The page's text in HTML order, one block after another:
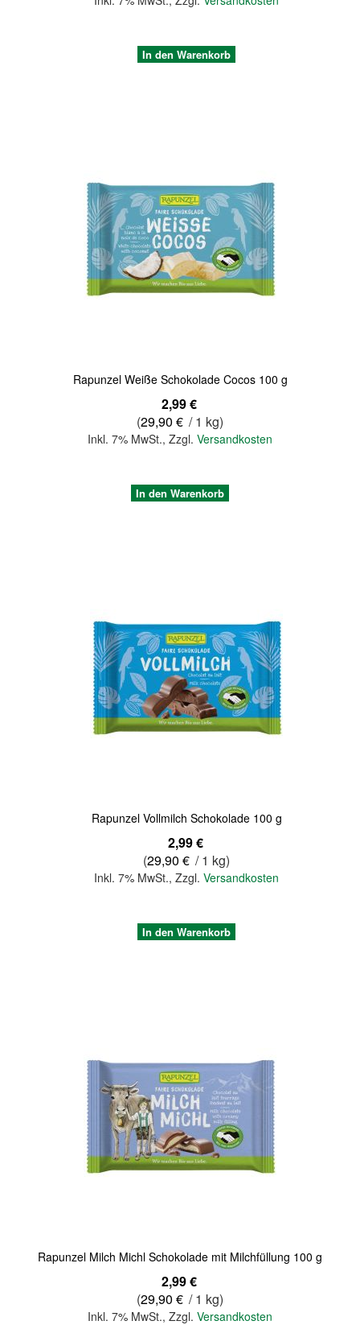
In den Warenkorb
Rapunzel Weiße Schokolade Cocos 100 g
2,99 €
(29,90 € / 1 kg)
Inkl. 7% MwSt., Zzgl. Versandkosten
In den Warenkorb
Rapunzel Vollmilch Schokolade 100 g
2,99 €
(29,90 € / 1 kg)
Inkl. 7% MwSt.,Zzgl.Versandkosten
In den Warenkorb
Rapunzel Milch Michl Schokolade mit Milchfüllung 100 g
2,99 €
(29,90 € / 1 kg)
Inkl. 7% MwSt., Zzgl. Versandkosten